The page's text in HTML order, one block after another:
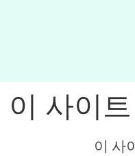
이 사이
이 사